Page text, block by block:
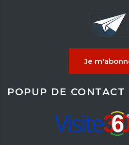
Je
POPUP DE CONTACT